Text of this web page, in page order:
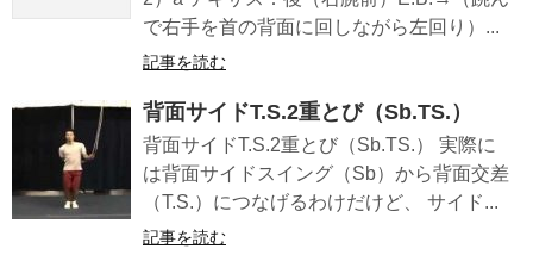
で右手を首の背面に回しながら左回り）...
記事を読む
背面サイドT.S.2重とび（Sb.TS.）
背面サイドT.S.2重とび（Sb.TS.） 実際に
は背面サイドスイング（Sb）から背面交差
（T.S.）につなげるわけだけど、 サイド...
記事を読む